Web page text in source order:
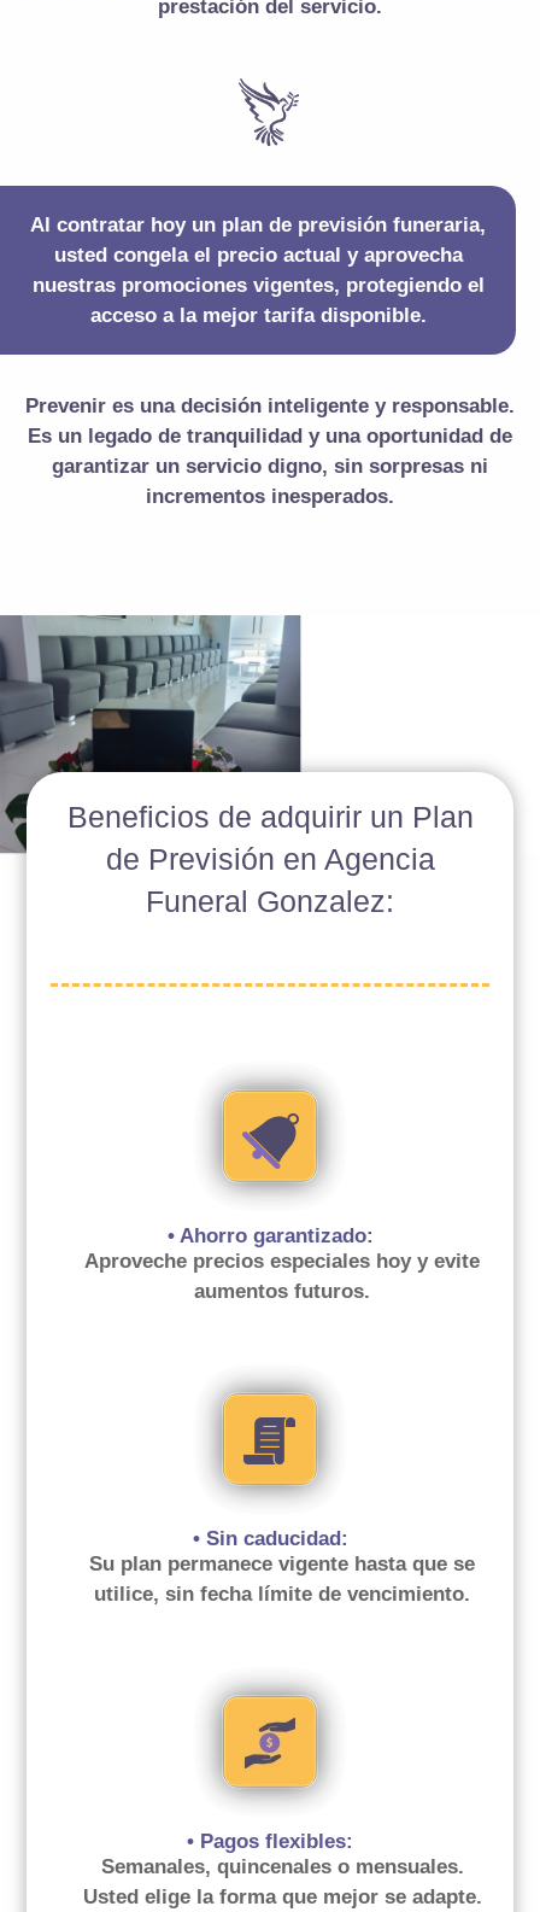
prestación del servicio.
Al contratar hoy un plan de previsión funeraria,
usted congela el precio actual y aprovecha
nuestras promociones vigentes, protegiendo el
acceso a la mejor tarifa disponible.
Prevenir es una decisión inteligente y responsable.
Es un legado de tranquilidad y una oportunidad de
garantizar un servicio digno, sin sorpresas ni
incrementos inesperados.
Beneficios de adquirir un Plan
de Previsión en Agencia
Funeral Gonzalez:
• Ahorro garantizado:
Aproveche precios especiales hoy y evite
aumentos futuros.
• Sin caducidad:
Su plan permanece vigente hasta que se
utilice, sin fecha límite de vencimiento.
• Pagos flexibles:
Semanales, quincenales o mensuales.
Usted elige la forma que mejor se adapte.